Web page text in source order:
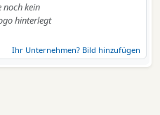
noch kein
hinterlegt
Ihr Unternehmen? Bild hinzufügen